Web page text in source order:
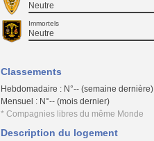
Neutre
Immortels
Neutre
Classements
Hebdomadaire : N°-- (semaine dernière)
Mensuel : N°-- (mois dernier)
* Compagnies libres du même Monde
Description du logement